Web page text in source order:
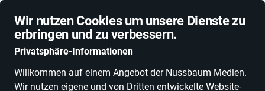
Wir nutzen Cookies um unsere Dienste zu
erbringen und zu verbessern.
Privatsphäre-Informationen
Willkommen auf einem Angebot der Nussbaum Medien.
Wir nutzen eigene und von Dritten entwickelte Website-